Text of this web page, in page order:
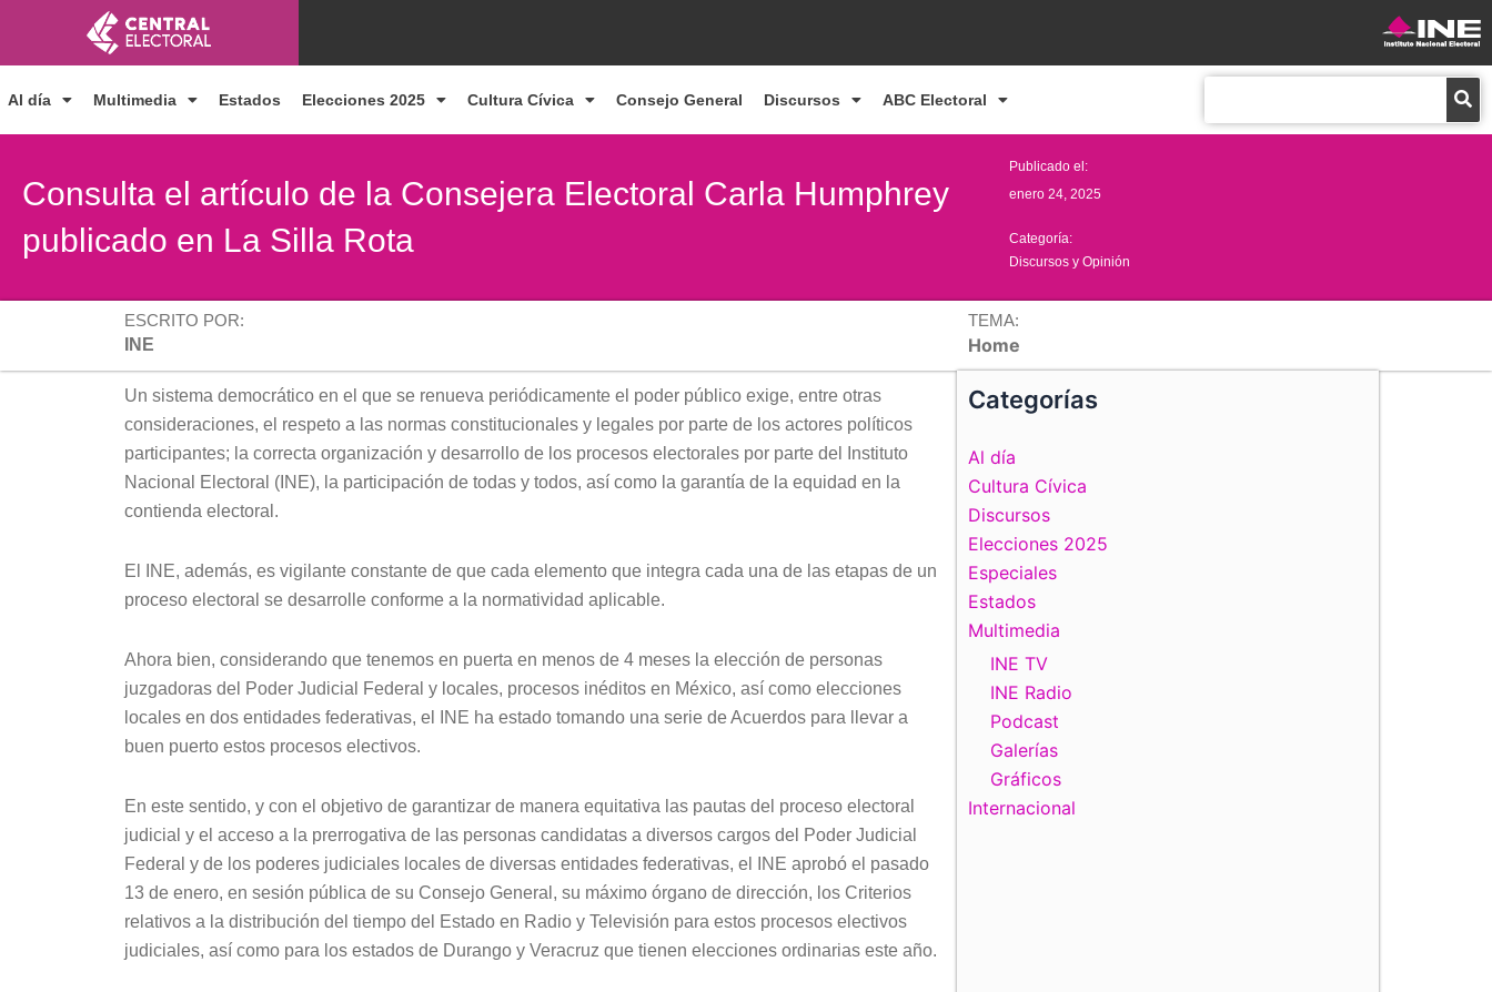
contenido
Al día Multimedia Estados Elecciones 2025 Cultura Cívica Consejo General Discursos ABC Electoral
Consulta el artículo de la Consejera Electoral Carla Humphrey
publicado en La Silla Rota
Publicado el:
enero 24, 2025
Categoría:
Discursos y Opinión
ESCRITO POR:
INE
TEMA:
Home
Un sistema democrático en el que se renueva periódicamente el poder público exige, entre otras
consideraciones, el respeto a las normas constitucionales y legales por parte de los actores políticos
participantes; la correcta organización y desarrollo de los procesos electorales por parte del Instituto
Nacional Electoral (INE), la participación de todas y todos, así como la garantía de la equidad en la
contienda electoral.
El INE, además, es vigilante constante de que cada elemento que integra cada una de las etapas de un
proceso electoral se desarrolle conforme a la normatividad aplicable.
Ahora bien, considerando que tenemos en puerta en menos de 4 meses la elección de personas
juzgadoras del Poder Judicial Federal y locales, procesos inéditos en México, así como elecciones
locales en dos entidades federativas, el INE ha estado tomando una serie de Acuerdos para llevar a
buen puerto estos procesos electivos.
En este sentido, y con el objetivo de garantizar de manera equitativa las pautas del proceso electoral
judicial y el acceso a la prerrogativa de las personas candidatas a diversos cargos del Poder Judicial
Federal y de los poderes judiciales locales de diversas entidades federativas, el INE aprobó el pasado
13 de enero, en sesión pública de su Consejo General, su máximo órgano de dirección, los Criterios
relativos a la distribución del tiempo del Estado en Radio y Televisión para estos procesos electivos
judiciales, así como para los estados de Durango y Veracruz que tienen elecciones ordinarias este año.
Categorías
Al día
Cultura Cívica
Discursos
Elecciones 2025
Especiales
Estados
Multimedia
INE TV
INE Radio
Podcast
Galerías
Gráficos
Internacional